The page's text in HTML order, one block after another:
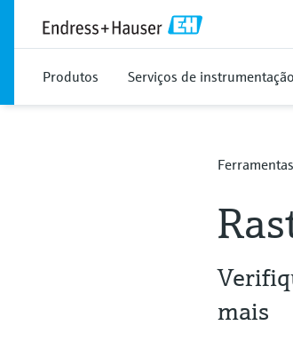
Produtos Serviços de instrumentação
Ferramentas
mais